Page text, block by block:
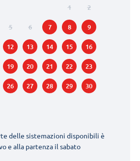
delle sistemazioni disponibili è
e alla partenza il sabato
1 2
5 6 7 8 9
12 13 14 15 16
19 20 21 22 23
26 27 28 29 30